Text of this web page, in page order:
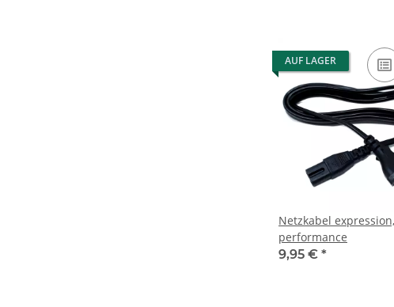
AUF LAGER
Netzkabel
performance
9,95 € *